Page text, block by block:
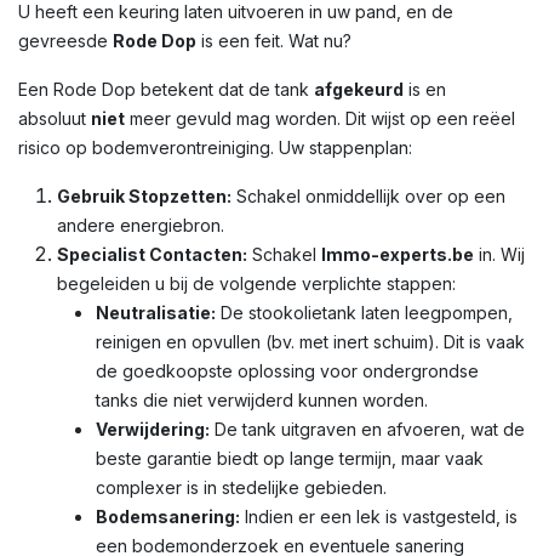
U heeft een keuring laten uitvoeren in uw pand, en de
gevreesde Rode Dop is een feit. Wat nu?
Een Rode Dop betekent dat de tank afgekeurd is en
absoluut niet meer gevuld mag worden. Dit wijst op een reëel
risico op bodemverontreiniging. Uw stappenplan:
Gebruik Stopzetten: Schakel onmiddellijk over op een
andere energiebron.
Specialist Contacten: Schakel Immo-experts.be in. Wij
begeleiden u bij de volgende verplichte stappen:
Neutralisatie: De stookolietank laten leegpompen,
reinigen en opvullen (bv. met inert schuim). Dit is vaak
de goedkoopste oplossing voor ondergrondse
tanks die niet verwijderd kunnen worden.
Verwijdering: De tank uitgraven en afvoeren, wat de
beste garantie biedt op lange termijn, maar vaak
complexer is in stedelijke gebieden.
Bodemsanering: Indien er een lek is vastgesteld, is
een bodemonderzoek en eventuele sanering